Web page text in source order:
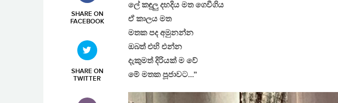
SHARE ON
FACEBOOK
SHARE ON
TWITTER
ලේ කඳුලු දහදිය මත ගෙවීගිය
ඒ කාලය මත
මතක පද අමුනන්න
ඔබත් එහි එන්න
දැකුමත් දිරියක් ම වේ
මේ මතක පූජාවට…”